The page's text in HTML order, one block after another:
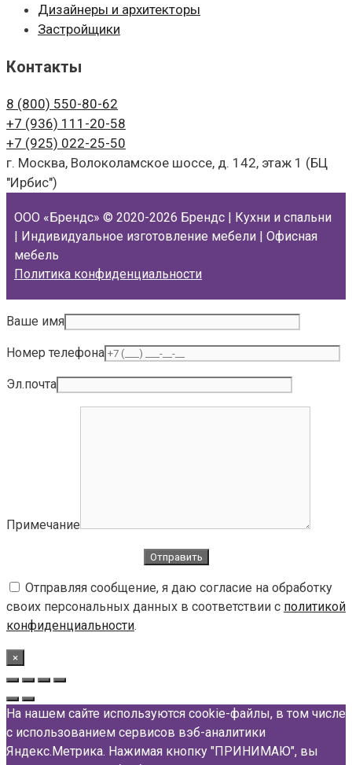
Дизайнеры и архитекторы
Застройщики
Контакты
8 (800) 550-80-62
+7 (936) 111-20-58
+7 (925) 022-25-50
г. Москва, Волоколамское шоссе, д. 142, этаж 1 (БЦ
"Ирбис")
ООО «Брендс» © 2020-2026 Брендс | Кухни и спальни
| Индивидуальное изготовление мебели | Офисная
мебель
Политика конфиденциальности
Ваше имя
Номер телефона
Эл.почта
Примечание
Отправляя сообщение, я даю согласие на обработку
своих персональных данных в соответствии с политикой
конфиденциальности.
×
На нашем сайте используются cookie-файлы, в том числе
с использованием сервисов вэб-аналитики
Яндекс.Метрика. Нажимая кнопку "ПРИНИМАЮ", вы